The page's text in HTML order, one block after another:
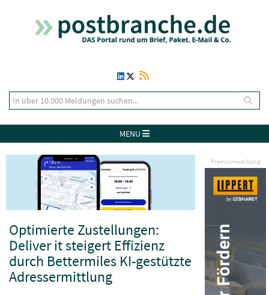
MENU
Premiumwerbung
Optimierte Zustellungen:
Deliver it steigert Effizienz
durch Bettermiles KI-gestützte
Adressermittlung